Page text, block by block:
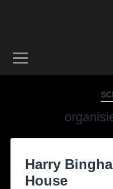
Harry
House